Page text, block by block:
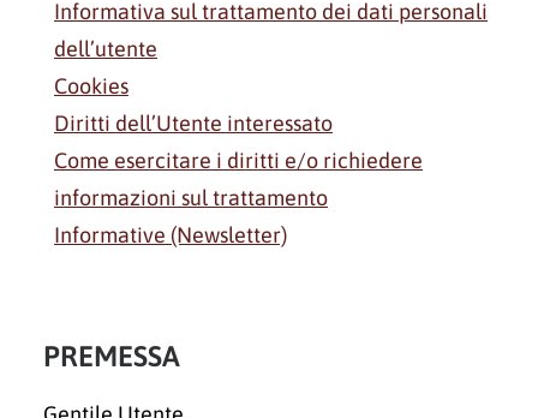
Informativa sul trattamento dei dati personali
dell’utente
Cookies
Diritti dell’Utente interessato
Come esercitare i diritti e/o richiedere
informazioni sul trattamento
Informative (Newsletter)
PREMESSA